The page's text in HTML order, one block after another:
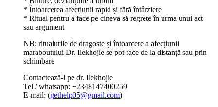
* Întoarcerea afecțiunii rapid și fără întârziere
* Ritual pentru a face pe cineva să regrete în urma unui act
sau argument
NB: ritualurile de dragoste și întoarcere a afecțiunii
maraboutului Dr. Ilekhojie se pot face de la distanță sau prin
schimbare
Contactează-l pe dr. Ilekhojie
Tel / whatsapp: +2348147400259
E-mail: (gethelp05@gmail.com)